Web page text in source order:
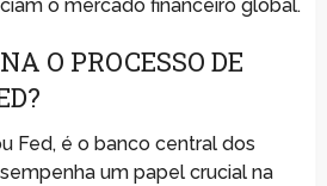
o mercado financeiro global.
O PROCESSO DE
Fed, é o banco central dos
um papel crucial na